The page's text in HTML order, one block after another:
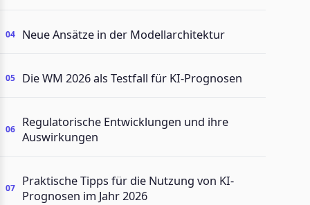
Neue Ansätze in der Modellarchitektur
Die WM 2026 als Testfall für KI-Prognosen
Regulatorische Entwicklungen und ihre
Auswirkungen
Praktische Tipps für die Nutzung von KI-
Prognosen im Jahr 2026